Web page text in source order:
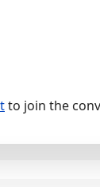
to join the